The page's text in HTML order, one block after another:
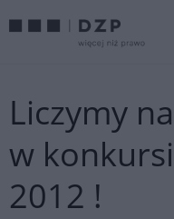
Liczymy
w
2012 !